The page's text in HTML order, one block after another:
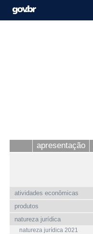
apresentação
atividades econômicas
produtos
natureza jurídica
natureza jurídica 2021